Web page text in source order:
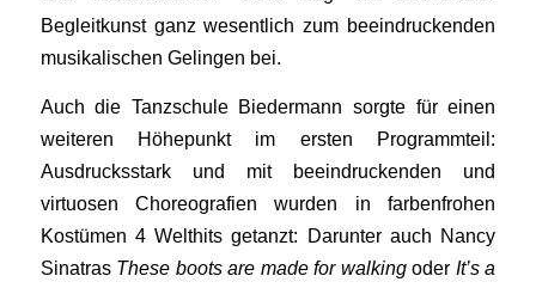
Begleitkunst ganz wesentlich zum beeindruckenden
musikalischen Gelingen bei.
Auch die Tanzschule Biedermann sorgte für einen
weiteren Höhepunkt im ersten Programmteil:
Ausdrucksstark und mit beeindruckenden und
virtuosen Choreografien wurden in farbenfrohen
Kostümen 4 Welthits getanzt: Darunter auch Nancy
Sinatras These boots are made for walkingoder It’s a